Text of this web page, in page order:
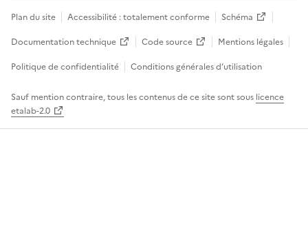
Plan du site Accessibilité : totalement conforme
Schéma
Documentation technique
Code source
Mentions légales
Politique de confidentialité
Conditions générales d’utilisation
Sauf mention contraire, tous les contenus de ce site sont sous licence
etalab-2.0